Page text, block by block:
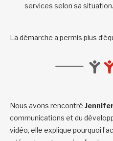
services selon sa situation.
La démarche a permis plus
Nous avons rencontré
communications et du
vidéo, elle explique pourquoi